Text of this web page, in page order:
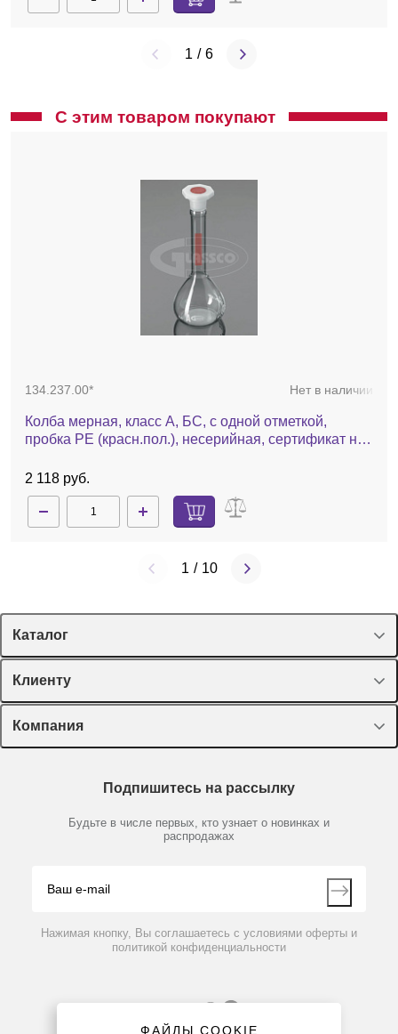
1 / 6
С этим товаром покупают
134.237.00* Нет в наличии
Колба мерная, класс А, БС, с одной отметкой,
пробка PE (красн.пол.), несерийная, сертификат на
2 118 руб.
1 / 10
Каталог
Спецпредложения
Оборудование, приборы
Пластик, стекло, принадлежности
Химические реактивы, препараты, наборы
Производители
Клиенту
Лекторий Диаэм
Доставка и оплата
Мобильное приложение
Компания
Партнеры
Контакты
Подпишитесь на рассылку
Будьте в числе первых, кто узнает о новинках и
распродажах
Нажимая кнопку, Вы соглашаетесь с условиями оферты и
политикой конфиденциальности
ФАЙЛЫ COOKIE